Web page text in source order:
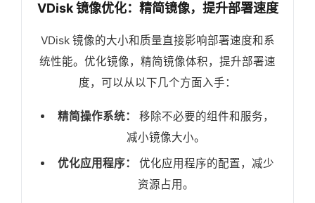
VDisk 镜像优化：精简镜像，提升部署速度
VDisk 镜像的大小和质量直接影响部署速度和系
统性能。优化镜像，精简镜像体积，提升部署速
度，可以从以下几个方面入手：
精简操作系统：
移除不必要的组件和服务，
减小镜像大小。
优化应用程序：
优化应用程序的配置，减少
资源占用。